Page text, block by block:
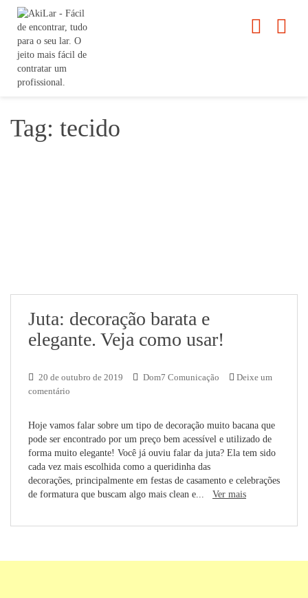
Tag: tecido
Juta: decoração barata e
elegante. Veja como usar!
20 de outubro de 2019 Dom7 Comunicação
Deixe um
comentário
Hoje vamos falar sobre um tipo de decoração muito bacana que
pode ser encontrado por um preço bem acessível e utilizado de
forma muito elegante! Você já ouviu falar da juta? Ela tem sido
cada vez mais escolhida como a queridinha das
decorações, principalmente em festas de casamento e celebrações
de formatura que buscam algo mais clean e... Ver mais